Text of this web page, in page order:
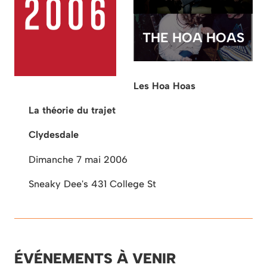
THE HOA HOAS
Les Hoa Hoas
La théorie du trajet
Clydesdale
Dimanche 7 mai 2006
Sneaky Dee's 431 College St
ÉVÉNEMENTS À VENIR